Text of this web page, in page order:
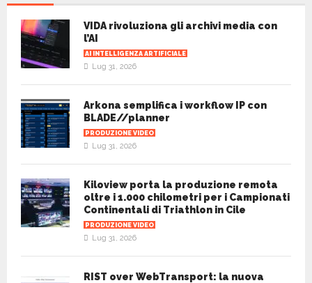
VIDA rivoluziona gli archivi media con
l’AI
AI INTELLIGENZA ARTIFICIALE
Lug 31, 2026
Arkona semplifica i workflow IP con
BLADE//planner
PRODUZIONE VIDEO
Lug 31, 2026
Kiloview porta la produzione remota
oltre i 1.000 chilometri per i Campionati
Continentali di Triathlon in Cile
PRODUZIONE VIDEO
Lug 31, 2026
RIST over WebTransport: la nuova